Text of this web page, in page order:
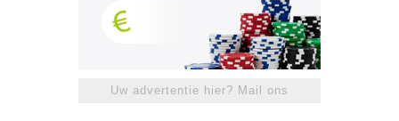
Uw advertentie hier? Mail ons